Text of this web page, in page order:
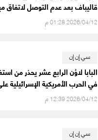
قالیباف بعد عدم التوصل لاتفاق
2026/04/12 01:28 م
سي إن إن
البابا لاوُن الرابع عشر يحذر من
في الحرب الأمريكية الإسرائيلية
2026/04/12 12:39 م
سي إن إن